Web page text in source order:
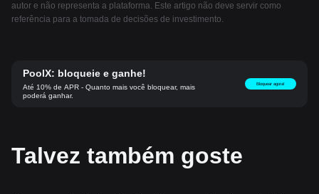
autor e não representa a plataforma. Este artigo não deve servir como
referência para a tomada de decisões de investimento.
PoolX: bloqueie e ganhe!
Até 10% de APR - Quanto mais você bloquear, mais
poderá ganhar.
Bloquear agora!
Talvez também goste